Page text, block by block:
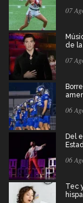
07
de
07
06
Del
06
Tec